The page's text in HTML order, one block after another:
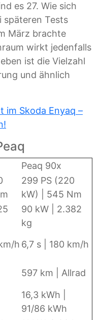
es 27. Wie sich
späteren Tests
März brachte
wirkt jedenfalls
ist die Vielzahl
und ähnlich
im Skoda Enyaq –
Peaq 90x
299 PS (220
kW) | 545 Nm
90 kW | 2.382
kg
h 6,7 s | 180 km/h
597 km | Allrad
16,3 kWh |
91/86 kWh